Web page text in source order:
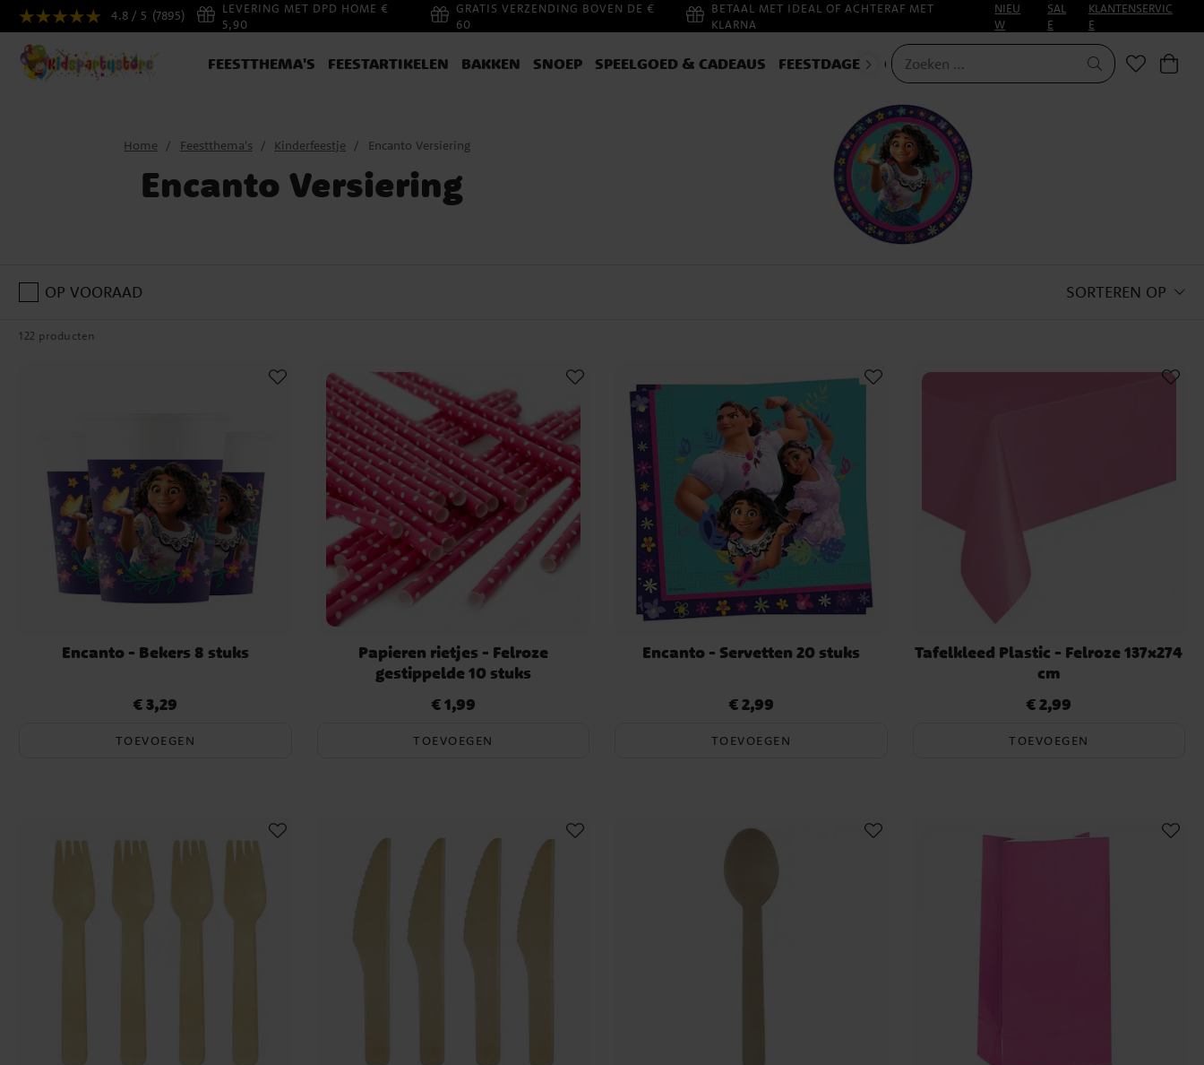
4.8 / 5 (7895)
LEVERING MET DPD HOME €
5,90
GRATIS VERZENDING BOVEN DE €
60
BETAAL MET IDEAL OF ACHTERAF MET
KLARNA
NIEU
W
SAL
E
KLANTENSERVIC
E
FEESTTHEMA'S FEESTARTIKELEN BAKKEN SNOEP SPEELGOED & CADEAUS FEESTDAGEN CARNAVAL
Home Feestthema's Kinderfeestje Encanto Versiering
Encanto Versiering
OP VOORAAD SORTEREN OP
122 producten
Encanto - Bekers 8 stuks
Prijs:€ 3,29
€ 3,29
TOEVOEGEN
Papieren rietjes - Felroze
gestippelde 10 stuks
Prijs:€ 1,99
€ 1,99
TOEVOEGEN
Encanto - Servetten 20 stuks
Prijs :€ 2,99
€ 2,99
TOEVOEGEN
Tafelkleed Plastic - Felroze 137x274
cm
Prijs:€ 2,99
€ 2,99
TOEVOEGEN